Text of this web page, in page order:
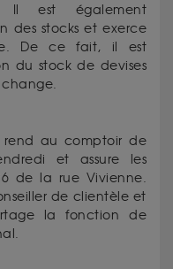
Il est également
des stocks et exerce
De ce fait, il est
du stock de devises
rend au comptoir de
et assure les
de la rue Vivienne.
de clientèle et
la fonction de